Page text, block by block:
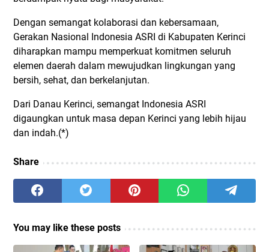
Dengan semangat kolaborasi dan kebersamaan,
Gerakan Nasional Indonesia ASRI di Kabupaten Kerinci
diharapkan mampu memperkuat komitmen seluruh
elemen daerah dalam mewujudkan lingkungan yang
bersih, sehat, dan berkelanjutan.
Dari Danau Kerinci, semangat Indonesia ASRI
digaungkan untuk masa depan Kerinci yang lebih hijau
dan indah.(*)
Share
You may like these posts